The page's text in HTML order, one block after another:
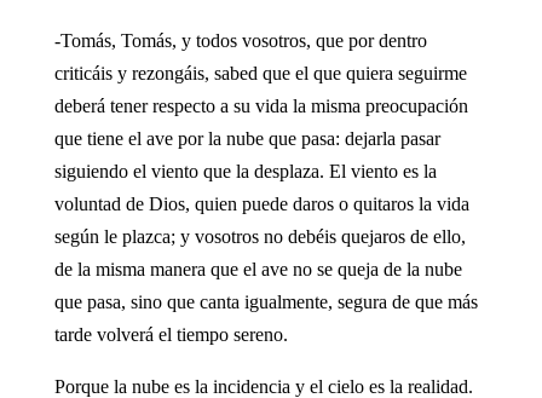
-Tomás, Tomás, y todos vosotros, que por dentro
criticáis y rezongáis, sabed que el que quiera seguirme
deberá tener respecto a su vida la misma preocupación
que tiene el ave por la nube que pasa: dejarla pasar
siguiendo el viento que la desplaza. El viento es la
voluntad de Dios, quien puede daros o quitaros la vida
según le plazca; y vosotros no debéis quejaros de ello,
de la misma manera que el ave no se queja de la nube
que pasa, sino que canta igualmente, segura de que más
tarde volverá el tiempo sereno.
Porque la nube es la incidencia y el cielo es la realidad.